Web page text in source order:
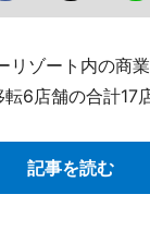
ゾート内の商
6店舗の合計17
記事を読む